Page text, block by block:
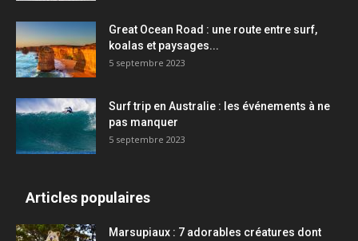
Great Ocean Road : une route entre surf,
koalas et paysages...
5 septembre 2023
Surf trip en Australie : les événements à ne
pas manquer
5 septembre 2023
Articles populaires
Marsupiaux : 7 adorables créatures dont